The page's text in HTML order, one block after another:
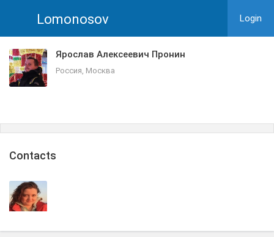
Lomonosov Login
Ярослав Алексеевич Пронин
Россия, Москва
Сontacts